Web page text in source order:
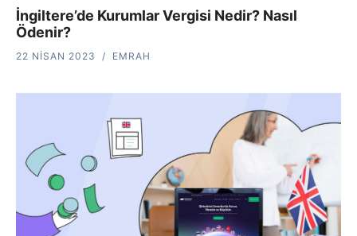
İngiltere’de Kurumlar Vergisi Nedir? Nasıl
Ödenir?
22 NISAN 2023 EMRAH